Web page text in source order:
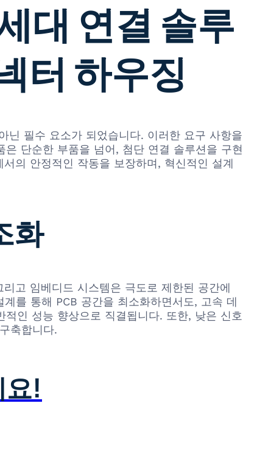
대 연결 솔루
터 하우징
닌 필수 요소가 되었습니다. 이러한 요구 사항을
단순한 부품을 넘어, 첨단 연결 솔루션을 구현
의 안정적인 작동을 보장하며, 혁신적인 설계
화
고 임베디드 시스템은 극도로 제한된 공간에
를 통해 PCB 공간을 최소화하면서도, 고속 데
인 성능 향상으로 직결됩니다. 또한, 낮은 신호
축합니다.
요!